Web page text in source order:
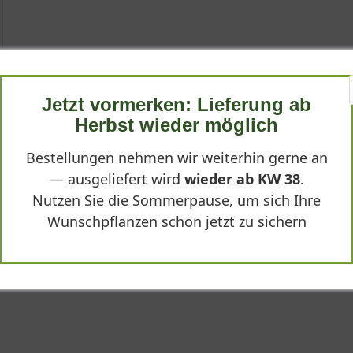
vielseitige und robuste Steingartenstaude, die mit
Mitteleuropas hat sie sich perfekt an trockene, sonnige
sind nicht nur dekorativ, sondern auch essbar und
ausbreitenden Wurzelbildung eignet sich Sedum reflexum
Steingartenstaude
Jetzt vormerken: Lieferung ab
Herbst wieder möglich
Bestellungen nehmen wir weiterhin gerne an
— ausgeliefert wird wieder ab KW 38.
Nutzen Sie die Sommerpause, um sich Ihre
Wunschpflanzen schon jetzt zu sichern